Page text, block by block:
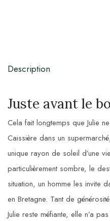
Description
Juste avant le
Cela fait longtemps que Julie
Caissière dans un
unique rayon de soleil d’une
particulièrement sombre, le
situation, un homme les invite
en Bretagne. Tant de
Julie reste méfiante, elle n’a